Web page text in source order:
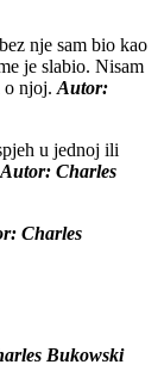
nje sam bio kao
je slabio. Nisam
o njoj. Autor:
u jednoj ili
Autor: Charles
Charles
Bukowski